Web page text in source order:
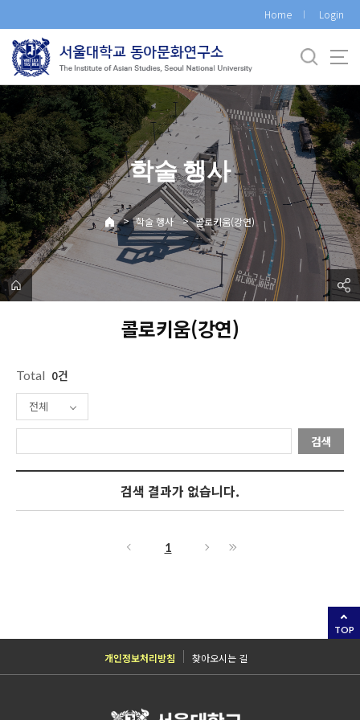
로
메
뉴
Home Login
학술 행사
> 학술 행사 > 콜로키움(강연)
콜로키움(강연)
Total 0건
전체
검색
검색 결과가 없습니다.
1
TOP
개인정보처리방침 찾아오시는 길